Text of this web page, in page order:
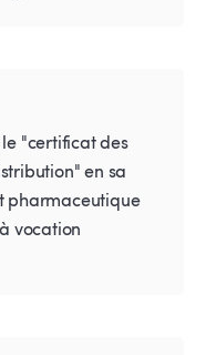
"certificat des
en sa
pharmaceutique
vocation